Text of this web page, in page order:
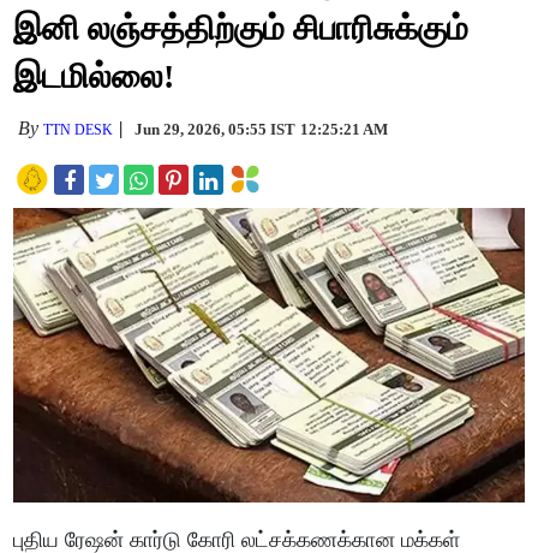
இனி லஞ்சத்திற்கும் சிபாரிசுக்கும்
இடமில்லை!
ByTTN DESK Jun 29, 2026, 05:55 IST 12:25:21 AM
புதிய ரேஷன் கார்டு கோரி லட்சக்கணக்கான மக்கள்